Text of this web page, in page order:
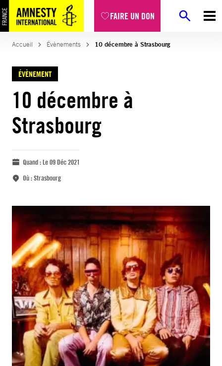
FAIRE UN DON
Accueil Évènements 10 décembre à Strasbourg
ÉVÈNEMENT
10 décembre à
Strasbourg
Quand :Le 09 Déc 2021
Où :Strasbourg